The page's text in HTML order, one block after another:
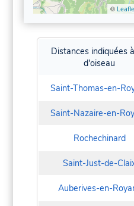
©
Distances indiquées
d'oiseau
Saint-Thomas-en-
Saint-Nazaire-en-
Rochechinard
Saint-Just-de-
Auberives-en-